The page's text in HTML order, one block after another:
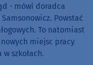
- mówi doradca
Powstać
To natomiast
miejsc pracy
szkołach.